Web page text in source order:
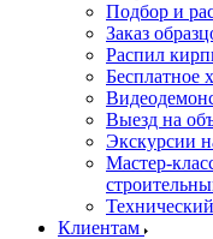
Подбор и
Заказ
Распил
Бесплатное
Выезд на
Экскурсии
Мастер-
Клиентам